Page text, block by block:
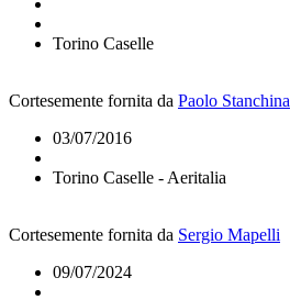
Torino Caselle
Cortesemente fornita da Paolo Stanchina
03/07/2016
Torino Caselle - Aeritalia
Cortesemente fornita da Sergio Mapelli
09/07/2024